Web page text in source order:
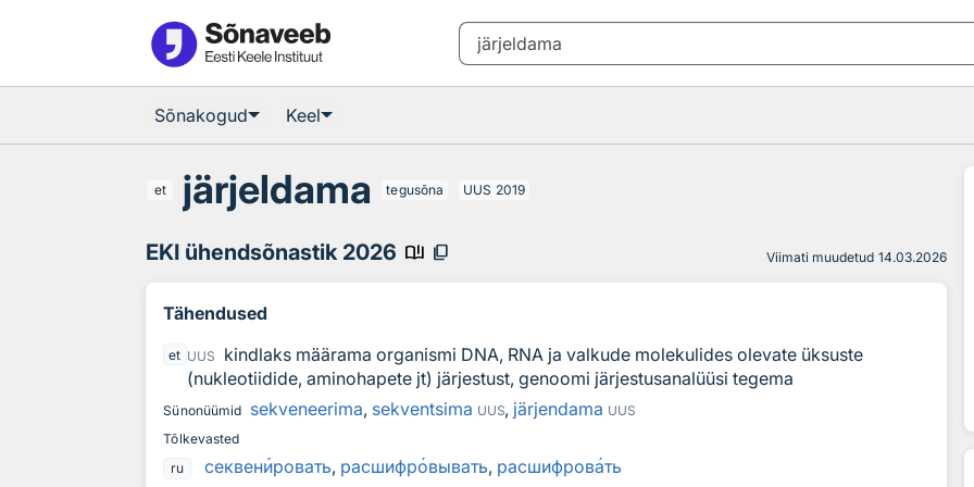
Sõnakogud Keel
et järjeldama tegusõna UUS 2019
EKI ühendsõnastik 2026 book_ribbon content_copy Viimati muudetud 14.03.2026
Tähendused
et UUS
kindlaks määrama organismi DNA, RNA ja valkude molekulides olevate üksuste
(nukleotiidide, aminohapete jt) järjestust, genoomi järjestusanalüüsi tegema
Sünonüümid sekveneerima, sekventsima UUS, järjendama UUS
Tõlkevasted
ru
секвенировать, расшифровывать, расшифровать